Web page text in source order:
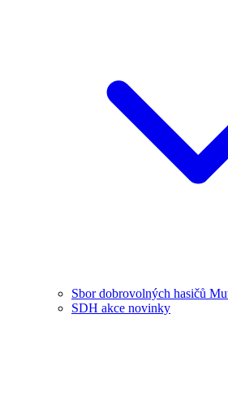
Sbor dobrovolných hasičů
SDH akce novinky